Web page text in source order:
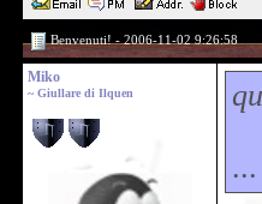
Benvenuti! - 2006-11-02 9:26:58
Miko
~ Giullare di Ilquen